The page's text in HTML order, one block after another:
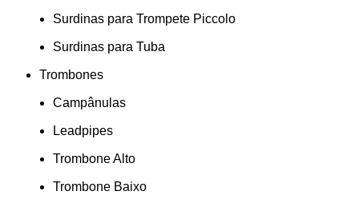
Surdinas para Trompete Piccolo
Surdinas para Tuba
Trombones
Campânulas
Leadpipes
Trombone Alto
Trombone Baixo